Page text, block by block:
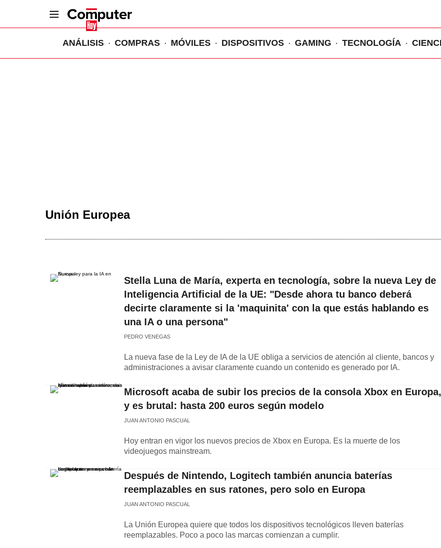
ANÁLISIS COMPRAS MÓVILES DISPOSITIVOS GAMING TECNOLOGÍA
Unión Europea
Stella Luna de María, experta en tecnología, sobre la nueva Ley de
Inteligencia Artificial de la UE: "Desde ahora tu banco deberá
decirte claramente si la 'maquinita' con la que estás hablando es
una IA o una persona"
PEDRO VENEGAS
La nueva fase de la Ley de IA de la UE obliga a servicios de atención al cliente, bancos y
administraciones a avisar claramente cuando un contenido es generado por IA.
Microsoft acaba de subir los precios de la consola Xbox en Europa,
y es brutal: hasta 200 euros según modelo
JUAN ANTONIO PASCUAL
Hoy entran en vigor los nuevos precios de Xbox en Europa. Es la muerte de los
videojuegos mainstream.
Después de Nintendo, Logitech también anuncia baterías
reemplazables en sus ratones, pero solo en Europa
JUAN ANTONIO PASCUAL
La Unión Europea quiere que todos los dispositivos tecnológicos lleven baterías
reemplazables. Poco a poco las marcas comienzan a cumplir.